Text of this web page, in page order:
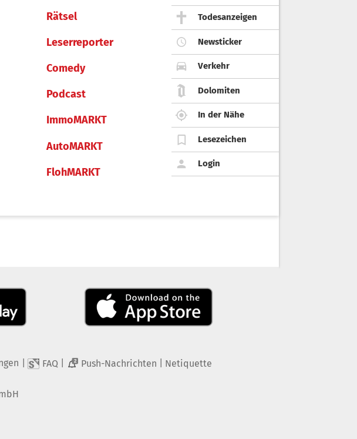
Rätsel
Leserreporter
Comedy
Podcast
ImmoMARKT
AutoMARKT
FlohMARKT
Todesanzeigen
Newsticker
Verkehr
Dolomiten
In der Nähe
Lesezeichen
Login
FAQ 2 Push-Nachrichten Netiquette